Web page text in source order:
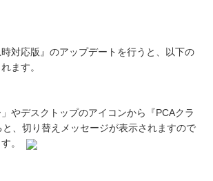
時対応版』のアップデートを行うと、以下の
ます。
」やデスクトップのアイコンから『PCAクラ
、切り替えメッセージが表示されますので
す。